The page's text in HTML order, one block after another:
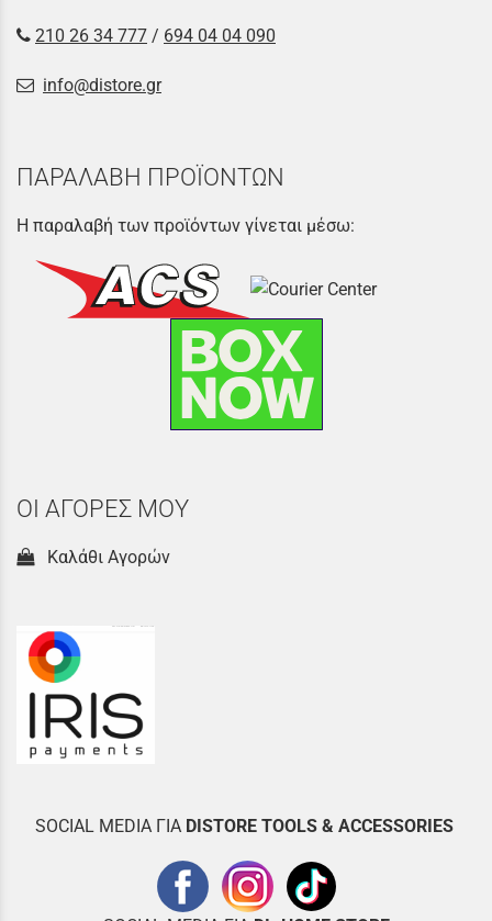
210 26 34 777 / 694 04 04 090
info@distore.gr
ΠΑΡΑΛΑΒΗ ΠΡΟΪΟΝΤΩΝ
Η παραλαβή των προϊόντων γίνεται μέσω:
ΟΙ ΑΓΟΡΕΣ ΜΟΥ
Καλάθι Αγορών
SOCIAL MEDIA ΓΙΑ DISTORE TOOLS & ACCESSORIES